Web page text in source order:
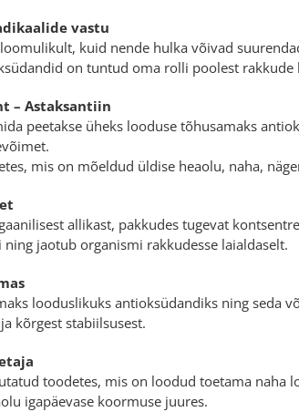
vastu
kuid nende hulka võivad
on tuntud oma rolli poolest rakkude
– Astaksantiin
peetakse üheks looduse tõhusamaks
mis on mõeldud üldise heaolu, naha,
allikast, pakkudes tugevat
jaotub organismi rakkudesse laialdaselt.
looduslikuks antioksüdandiks ning seda
kõrgest stabiilsusest.
toodetes, mis on loodud toetama naha
igapäevase koormuse juures.